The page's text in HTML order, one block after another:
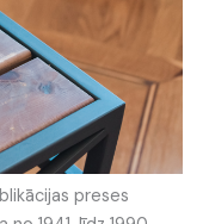
preses